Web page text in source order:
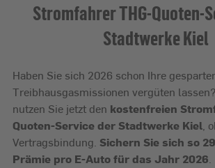
Stromfahrer THG-Quoten-
Stadtwerke Kiel
Haben Sie sich 2026 schon Ihre
Treibhausgasmissionen vergüten
nutzen Sie jetzt den kostenfreien
Quoten-Service der Stadtwerke Kiel,
Vertragsbindung. Sichern Sie sich so
Prämie pro E-Auto für das Jahr 2026.